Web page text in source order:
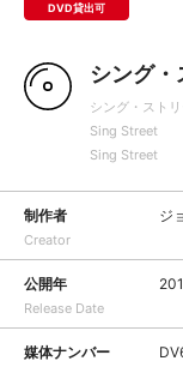
DVD貸出可
シング
シング・スト
Sing Street
Sing Street
制作者
Creator
ジ
公開年
Release Date
媒体ナンバー